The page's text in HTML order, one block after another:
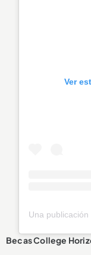
Ver
Becas College